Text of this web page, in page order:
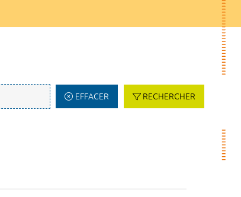
EFFACER RECHERCHER